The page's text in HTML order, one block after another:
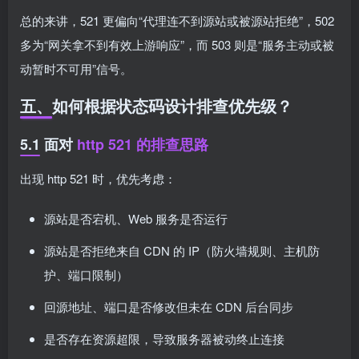
总的来讲，521 更偏向“代理连不到源站或被源站拒绝”，502
多为“网关拿不到有效上游响应”，而 503 则是“服务主动或被
动暂时不可用”信号。
五、如何根据状态码设计排查优先级？
5.1 面对 http 521 的排查思路
出现 http 521 时，优先考虑：
源站是否宕机、Web 服务是否运行
源站是否拒绝来自 CDN 的 IP（防火墙规则、主机防
护、端口限制）
回源地址、端口是否修改但未在 CDN 后台同步
是否存在资源超限，导致服务器被动终止连接